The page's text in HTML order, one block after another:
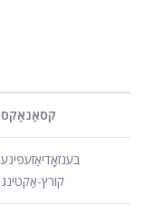
קסאַנאַקס
בענזאָדיאַזעפּינע
קורץ-אַקטינג